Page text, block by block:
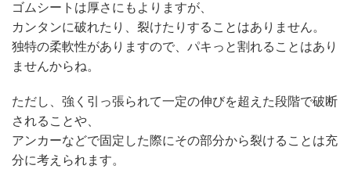
ゴムシートは厚さにもよりますが、
カンタンに破れたり、裂けたりすることはありません。
独特の柔軟性がありますので、パキっと割れることはあり
ませんからね。
ただし、強く引っ張られて一定の伸びを超えた段階で破断
されることや、
アンカーなどで固定した際にその部分から裂けることは充
分に考えられます。